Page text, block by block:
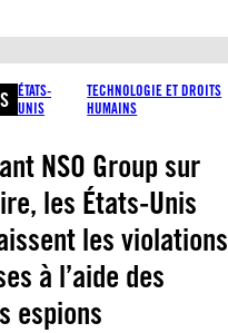
ÉTATS-
UNIS
TECHNOLOGIE ET DROITS
HUMAINS
NSO Group sur
les États-Unis
les violations
à l’aide des
espions